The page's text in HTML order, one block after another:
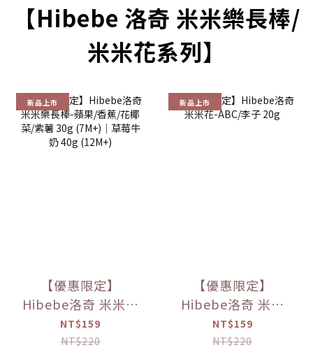
【Hibebe 洛奇 米米樂長棒/
米米花系列】
新品上市
【優惠限定】
Hibebe洛奇 米米樂
長棒-蘋果/香蕉/花
椰菜/紫薯 30g
NT$159
NT$220
新品上市
【優惠限定】
Hibebe洛奇 米米
花-ABC/李子 20g
NT$159
NT$220